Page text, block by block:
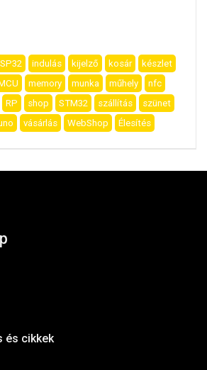
indulás kijelző kosár
készlet
memory munka műhely
nfc
RP shop STM32 szállítás
szünet
vásárlás WebShop Élesítés
és cikkek